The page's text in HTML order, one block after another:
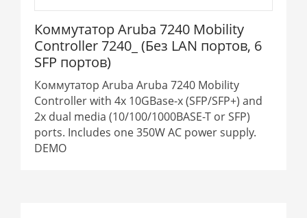
Коммутатор Aruba 7240 Mobility
Controller 7240_ (Без LAN портов, 6
SFP портов)
Коммутатор Aruba Aruba 7240 Mobility
Controller with 4x 10GBase-x (SFP/SFP+) and
2x dual media (10/100/1000BASE-T or SFP)
ports. Includes one 350W AC power supply.
DEMO